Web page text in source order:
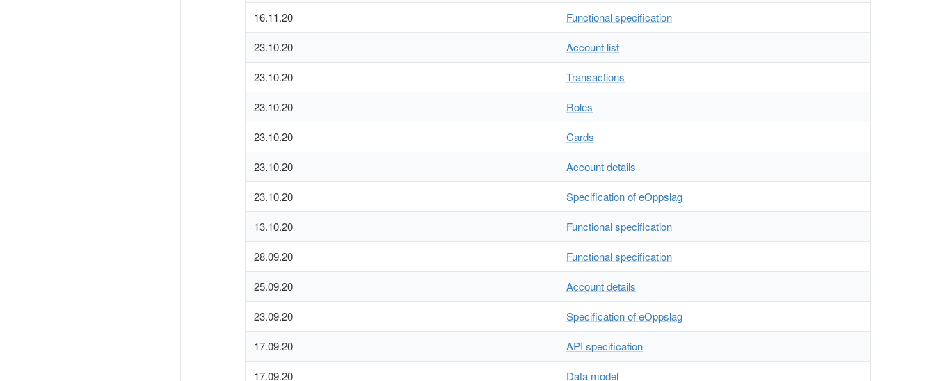
16.11.20 Functional specification
23.10.20 Account list
23.10.20 Transactions
23.10.20 Roles
23.10.20 Cards
23.10.20 Account details
23.10.20 Specification of eOppslag
13.10.20 Functional specification
28.09.20 Functional specification
25.09.20 Account details
23.09.20 Specification of eOppslag
17.09.20 API specification
17.09.20 Data model